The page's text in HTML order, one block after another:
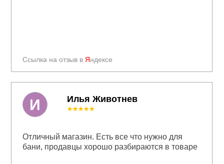
Ссылка на отзыв в Яндексе
Илья Животнев
★★★★★
Отличный магазин. Есть все что нужно для
бани, продавцы хорошо разбираются в товаре
И